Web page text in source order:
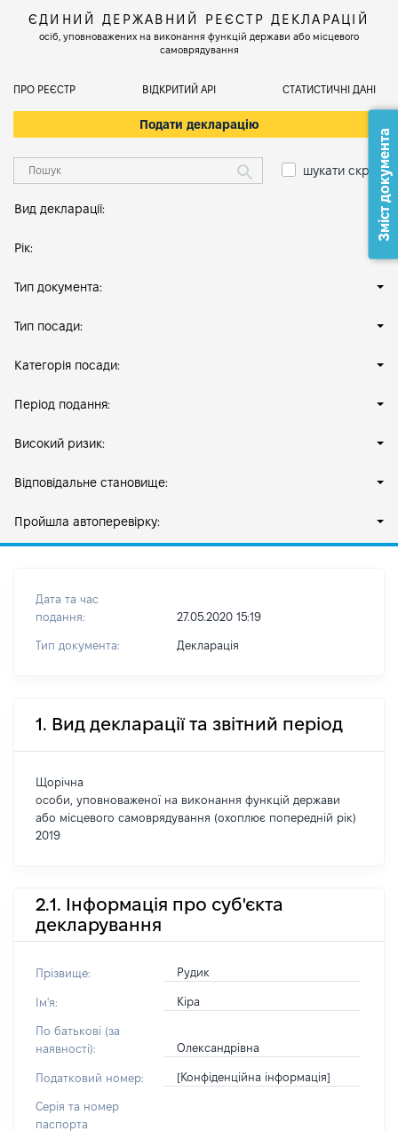
ЄДИНИЙ ДЕРЖАВНИЙ РЕЄСТР ДЕКЛАРАЦІЙ
осіб, уповноважених на виконання функцій держави або місцевого
самоврядування
ПРО РЕЄСТР ВІДКРИТИЙ АРІ СТАТИСТИЧНІ ДАНІ
Подати декларацію
шукати скрізь
Вид декларації:
Рік:
Тип документа:
Тип посади:
Категорія посади:
Період подання:
Високий ризик:
Відповідальне становище:
Пройшла автоперевірку:
Дата та час
подання:
27.05.2020 15:19
Тип документа: Декларація
1. Вид декларації та звітний період
Щорічна
особи, уповноваженої на виконання функцій держави
або місцевого самоврядування (охоплює попередній рік)
2019
2.1. Інформація про суб'єкта
декларування
Прізвище: Рудик
Ім'я: Кіра
По батькові (за
наявності):
Олександрівна
Податковий номер: [Конфіденційна інформація]
Серія та номер
паспорта
Зміст документа